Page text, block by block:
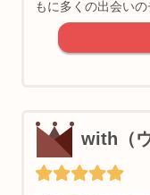
もに多くの出会いの
with（